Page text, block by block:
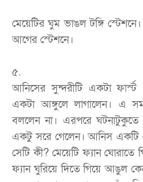
মেয়েটির ঘুম ভাঙল টঙ্গি
আগের স্টেশনে।
৫.
আনিসের সুন্দরীটি একটা
একটা আঙ্গুলে লাগালেন। এ
বললেন না। এরপরে
একটু সরে গেলেন। আনিস একটি
সেটি কী? মেয়েটি ফ্যান
ফ্যান ঘুরিয়ে দিতে গিয়ে আঙুল